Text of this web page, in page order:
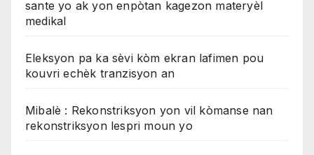
sante yo ak yon enpòtan kagezon materyèl
medikal
Eleksyon pa ka sèvi kòm ekran lafimen pou
kouvri echèk tranzisyon an
Mibalè : Rekonstriksyon yon vil kòmanse nan
rekonstriksyon lespri moun yo